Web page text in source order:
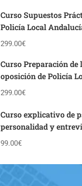
Curso Supuestos
Policía Local
299.00€
Curso Preparación de
oposición de Policía
299.00€
Curso explicativo de
personalidad y
99.00€